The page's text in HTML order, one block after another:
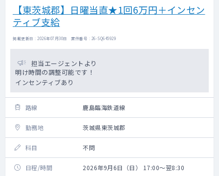
【東茨城郡】日曜当直★1回6万円＋インセン
ティブ支給
掲載更新日 : 2026年07月30日 案件番号 : 26-SQ645929
担当エージェントより
明け時間の調整可能です！
インセンティブあり
路線 鹿島臨海鉄道線
勤務地 茨城県東茨城郡
科目 不問
日程/時間 2026年9月6日（日） 17:00～翌8:30